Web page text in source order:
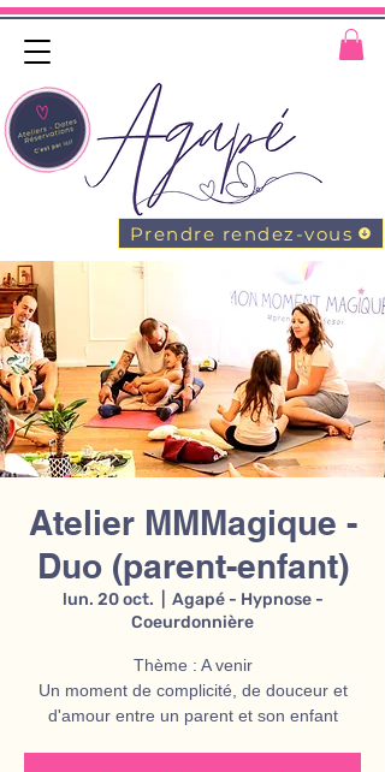
Prendre rendez-vous
Atelier MMMagique -
Duo (parent-enfant)
lun. 20 oct.
Agapé - Hypnose -
Coeurdonnière
Thème : A venir
Un moment de complicité, de douceur et
d'amour entre un parent et son enfant